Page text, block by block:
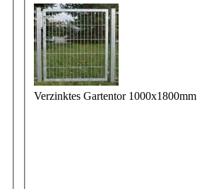
Verzinktes Gartentor 1000x1800mm